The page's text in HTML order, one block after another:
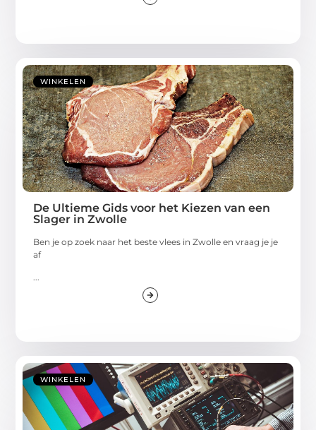
WINKELEN
De Ultieme Gids voor het Kiezen van een
Slager in Zwolle
Ben je op zoek naar het beste vlees in Zwolle en vraag je je
af
...
WINKELEN